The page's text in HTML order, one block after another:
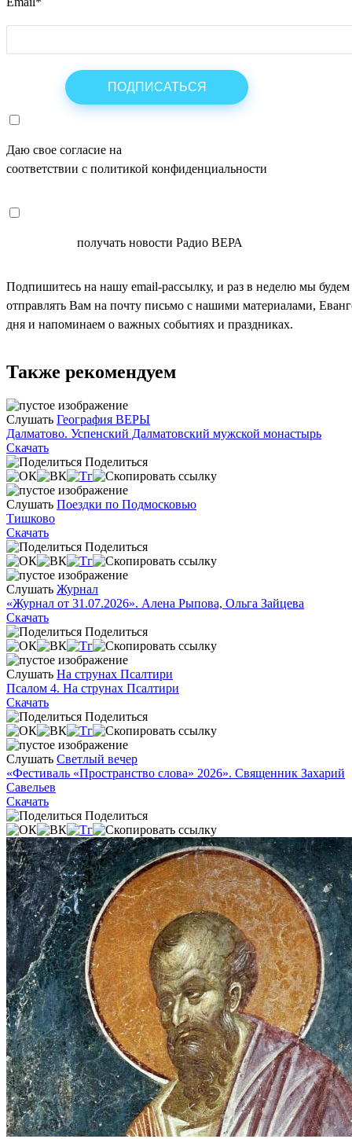
Даю свое согласие на
соответствии с политикой конфиденциальности
получать новости Радио ВЕРА
Подпишитесь на нашу email-рассылку, и раз в неделю мы будем
отправлять Вам на почту письмо с нашими материалами,
дня и напоминаем о важных событиях и праздниках.
Также рекомендуем
Слушать География ВЕРЫ
Далматово. Успенский Далматовский мужской монастырь
Скачать
Поделиться
Слушать Поездки по Подмосковью
Тишково
Скачать
Поделиться
Слушать Журнал
«Журнал от 31.07.2026». Алена Рыпова, Ольга Зайцева
Скачать
Поделиться
Слушать На струнах Псалтири
Псалом 4. На струнах Псалтири
Скачать
Поделиться
Слушать Светлый вечер
«Фестиваль «Пространство слова» 2026». Священник Захарий
Савельев
Скачать
Поделиться